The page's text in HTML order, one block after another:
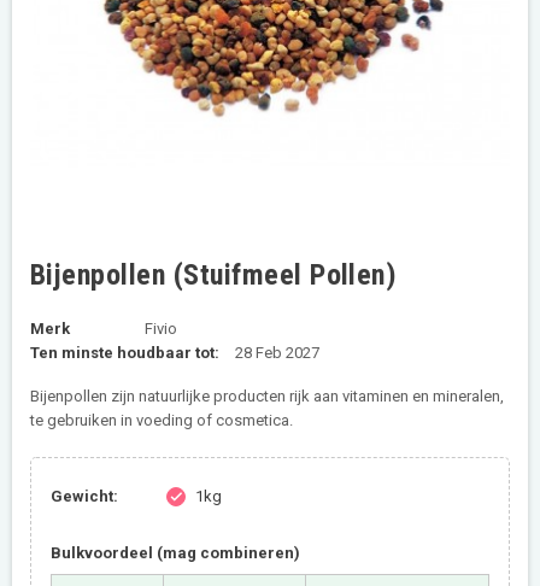
Bijenpollen (Stuifmeel Pollen)
Merk
Fivio
Ten minste houdbaar tot:
28 Feb 2027
Bijenpollen zijn natuurlijke producten rijk aan vitaminen en mineralen,
te gebruiken in voeding of cosmetica.
Gewicht: check 1kg
Bulkvoordeel (mag combineren)